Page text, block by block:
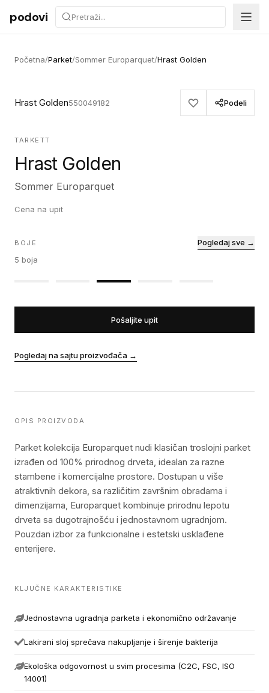
Preskoči na sadržaj
podovi
Početna/Parket/Sommer Europarquet/Hrast Golden
Hrast Golden550049182 Podeli
TARKETT
Hrast Golden
Sommer Europarquet
Cena na upit
BOJE
5 boja
Pogledaj sve →
Pošaljite upit
Pogledaj na sajtu proizvođača →
OPIS PROIZVODA
Parket kolekcija Europarquet nudi klasičan troslojni parket
izrađen od 100% prirodnog drveta, idealan za razne
stambene i komercijalne prostore. Dostupan u više
atraktivnih dekora, sa različitim završnim obradama i
dimenzijama, Europarquet kombinuje prirodnu lepotu
drveta sa dugotrajnošću i jednostavnom ugradnjom.
Pouzdan izbor za funkcionalne i estetski usklađene
enterijere.
KLJUČNE KARAKTERISTIKE
Jednostavna ugradnja parketa i ekonomično održavanje
Lakirani sloj sprečava nakupljanje i širenje bakterija
Ekološka odgovornost u svim procesima (C2C, FSC, ISO
14001)